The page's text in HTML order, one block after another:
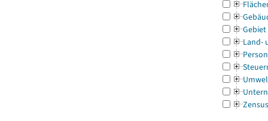
Gebiet
Land-
Zensus